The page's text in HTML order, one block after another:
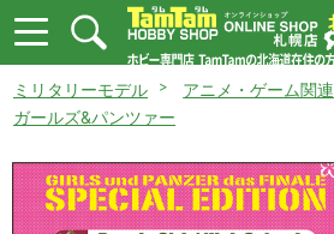
ミリタリーモデル
アニメ・ゲーム関連
ガールズ&パンツァー